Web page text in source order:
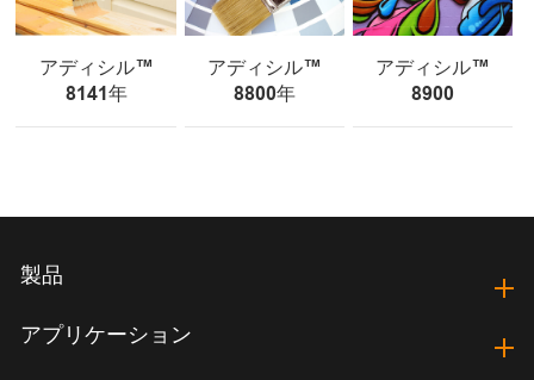
アディシル™
8141年
アディシル™
8800年
アディシル™
8900
製品
アプリケーション